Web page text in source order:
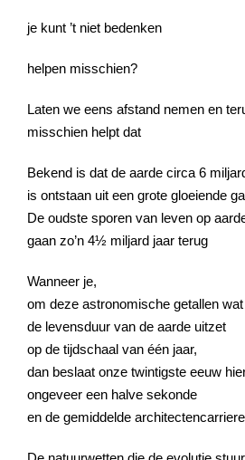
je kunt ’t niet bedenken
helpen misschien?
Laten we eens afstand nemen en
misschien helpt dat
Bekend is dat de aarde circa 6
is ontstaan uit een grote gloeiende
De oudste sporen van leven op
gaan zo’n 4½ miljard jaar terug
Wanneer je,
om deze astronomische getallen
de levensduur van de aarde uitzet
op de tijdschaal van één jaar,
dan beslaat onze twintigste eeuw
ongeveer een halve sekonde
en de gemiddelde